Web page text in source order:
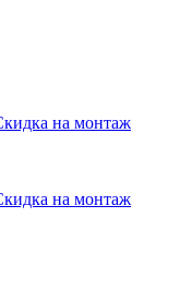
на монтаж
на монтаж